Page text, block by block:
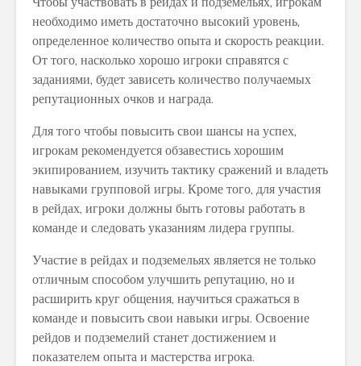
необходимо иметь достаточно высокий уровень,
определенное количество опыта и скорость реакции.
От того, насколько хорошо игроки справятся с
заданиями, будет зависеть количество получаемых
репутационных очков и награда.
Для того чтобы повысить свои шансы на успех,
игрокам рекомендуется обзавестись хорошим
экипированием, изучить тактику сражений и владеть
навыками групповой игры. Кроме того, для участия
в рейдах, игроки должны быть готовы работать в
команде и следовать указаниям лидера группы.
Участие в рейдах и подземельях является не только
отличным способом улучшить репутацию, но и
расширить круг общения, научиться сражаться в
команде и повысить свои навыки игры. Освоение
рейдов и подземелий станет достижением и
показателем опыта и мастерства игрока.